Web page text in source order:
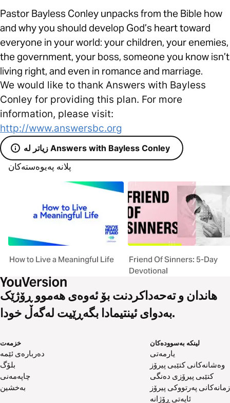
Pastor Bayless Conley unpacks from the Bible how
and why you should develop God’s heart toward
everyone in your world: your children, your enemies,
the government, your boss, someone you know isn’t
living right, and even in romance and marriage.
We would like to thank Answers with Bayless
Conley for providing this plan. For more
information, please visit:
http://www.answersbc.org
زیاتر لە Answers with Bayless Conley
پلانە پەیوەستەکان
How to Live a Meaningful Life
Friend Of Sinners: 5-Day
Devotional
هاندان و تەحەداکردنت بۆ ئەوەی هەموو ڕۆژێک
بەدوای ئینتیمادا بگەڕێیت لەگەڵ خودا.
خزمەت
دەربارەی ئێمە
بلۆگ
چاپەمەنی
بەخشین
لینکە بەسوودەکان
یارمەتی
وەشانەکانی کتێبی پیرۆز
کتێبی پیرۆزی دەنگی
زمانەکانی پەرتووکی پیرۆز
ئایەتی ڕۆژانە